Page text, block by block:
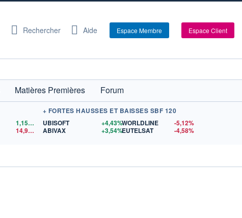
Rechercher Aide Espace Membre Espace Client
Matières Premières
Forum
1,1559
$US
14,90$US
+ FORTES HAUSSES ET BAISSES SBF 120
UBISOFT
+4,43%
ABIVAX
+3,54%
WORLDLINE
-5,12%
EUTELSAT
-4,58%